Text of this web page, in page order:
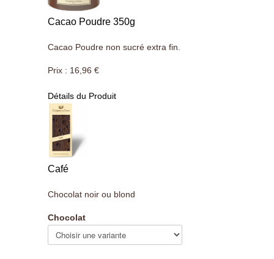
Cacao Poudre 350g
Cacao Poudre non sucré extra fin.
Prix : 16,96 €
Détails du Produit
Café
Chocolat noir ou blond
Chocolat